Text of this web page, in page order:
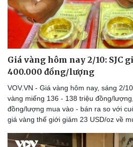
Giá vàng hôm nay 2/10: SJC
400.000 đồng/lượng
VOV.VN - Giá vàng hôm nay, sáng 2/
vàng miếng 136 - 138 triệu đồng/
đồng/lượng mua vào - bán ra so với
giá vàng thế giới giảm 23 USD/oz về